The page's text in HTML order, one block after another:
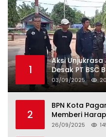
1
Aksi Unjukrasa
Desak PT BSC
Suropati
03/09/2025
2
BPN Kota
Memberi
Terkait
26/09/2025